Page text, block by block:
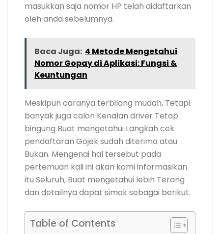
masukkan saja nomor HP telah didaftarkan
oleh anda sebelumnya.
Baca Juga: 4 Metode Mengetahui
Nomor Gopay di Aplikasi: Fungsi &
Keuntungan
Meskipun caranya terbilang mudah, Tetapi
banyak juga calon Kenalan driver Tetap
bingung Buat mengetahui Langkah cek
pendaftaran Gojek sudah diterima atau
Bukan. Mengenai hal tersebut pada
pertemuan kali ini akan kami informasikan
itu Seluruh, Buat mengetahui lebih Terang
dan detailnya dapat simak sebagai berikut.
Table of Contents